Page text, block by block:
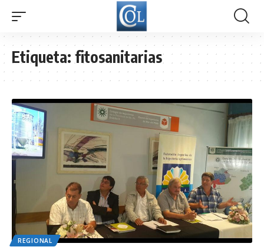
Etiqueta:fitosanitarias
REGIONAL